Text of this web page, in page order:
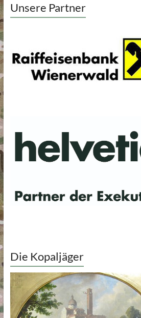
Unsere Partner
Die Kopaljäger